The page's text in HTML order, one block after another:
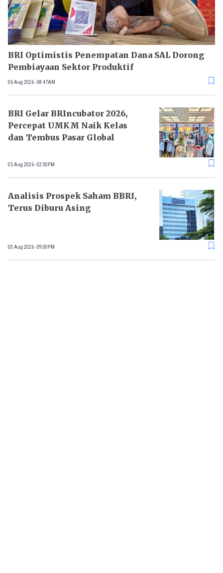
BRI Optimistis Penempatan Dana SAL Dorong
Pembiayaan Sektor Produktif
06 Aug 2026 - 08:47AM
BRI Gelar BRIncubator 2026,
Percepat UMKM Naik Kelas
dan Tembus Pasar Global
05 Aug 2026 - 02:30PM
Analisis Prospek Saham BBRI,
Terus Diburu Asing
03 Aug 2026 - 09:00PM